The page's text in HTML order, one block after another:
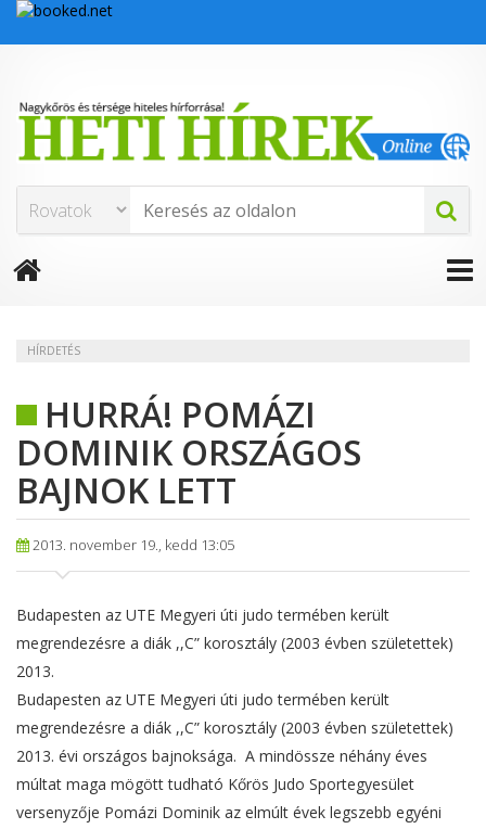
HÍRDETÉS
HURRÁ! POMÁZI
DOMINIK ORSZÁGOS
BAJNOK LETT
2013. november 19., kedd 13:05
Budapesten az UTE Megyeri úti judo termében került
megrendezésre a diák ,,C” korosztály (2003 évben születettek)
2013.
Budapesten az UTE Megyeri úti judo termében került
megrendezésre a diák ,,C” korosztály (2003 évben születettek)
2013. évi országos bajnoksága. A mindössze néhány éves
múltat maga mögött tudható Kőrös Judo Sportegyesület
versenyzője Pomázi Dominik az elmúlt évek legszebb egyéni